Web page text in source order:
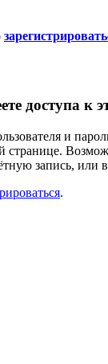
доступа к
и
странице.
запись, или
.